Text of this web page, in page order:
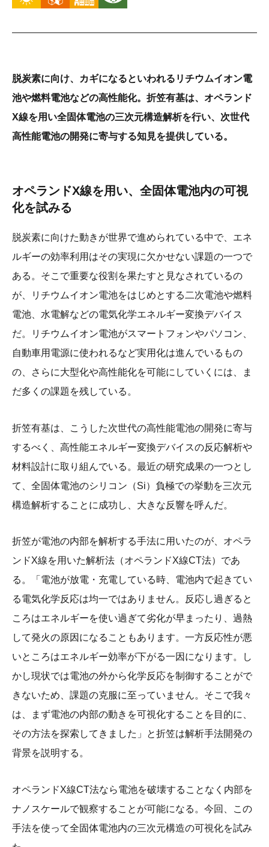
脱炭素に向け、カギになるといわれるリチウムイオン電
池や燃料電池などの高性能化。折笠有基は、オペランド
X線を用い全固体電池の三次元構造解析を行い、次世代
高性能電池の開発に寄与する知見を提供している。
オペランドX線を用い、全固体電池内の可視
化を試みる
脱炭素に向けた動きが世界で進められている中で、エネ
ルギーの効率利用はその実現に欠かせない課題の一つで
ある。そこで重要な役割を果たすと見なされているの
が、リチウムイオン電池をはじめとする二次電池や燃料
電池、水電解などの電気化学エネルギー変換デバイス
だ。リチウムイオン電池がスマートフォンやパソコン、
自動車用電源に使われるなど実用化は進んでいるもの
の、さらに大型化や高性能化を可能にしていくには、ま
だ多くの課題を残している。
折笠有基は、こうした次世代の高性能電池の開発に寄与
するべく、高性能エネルギー変換デバイスの反応解析や
材料設計に取り組んでいる。最近の研究成果の一つとし
て、全固体電池のシリコン（Si）負極での挙動を三次元
構造解析することに成功し、大きな反響を呼んだ。
折笠が電池の内部を解析する手法に用いたのが、オペラ
ンドX線を用いた解析法（オペランドX線CT法）であ
る。「電池が放電・充電している時、電池内で起きてい
る電気化学反応は均一ではありません。反応し過ぎると
ころはエネルギーを使い過ぎて劣化が早まったり、過熱
して発火の原因になることもあります。一方反応性が悪
いところはエネルギー効率が下がる一因になります。し
かし現状では電池の外から化学反応を制御することがで
きないため、課題の克服に至っていません。そこで我々
は、まず電池の内部の動きを可視化することを目的に、
その方法を探索してきました」と折笠は解析手法開発の
背景を説明する。
オペランドX線CT法なら電池を破壊することなく内部を
ナノスケールで観察することが可能になる。今回、この
手法を使って全固体電池内の三次元構造の可視化を試み